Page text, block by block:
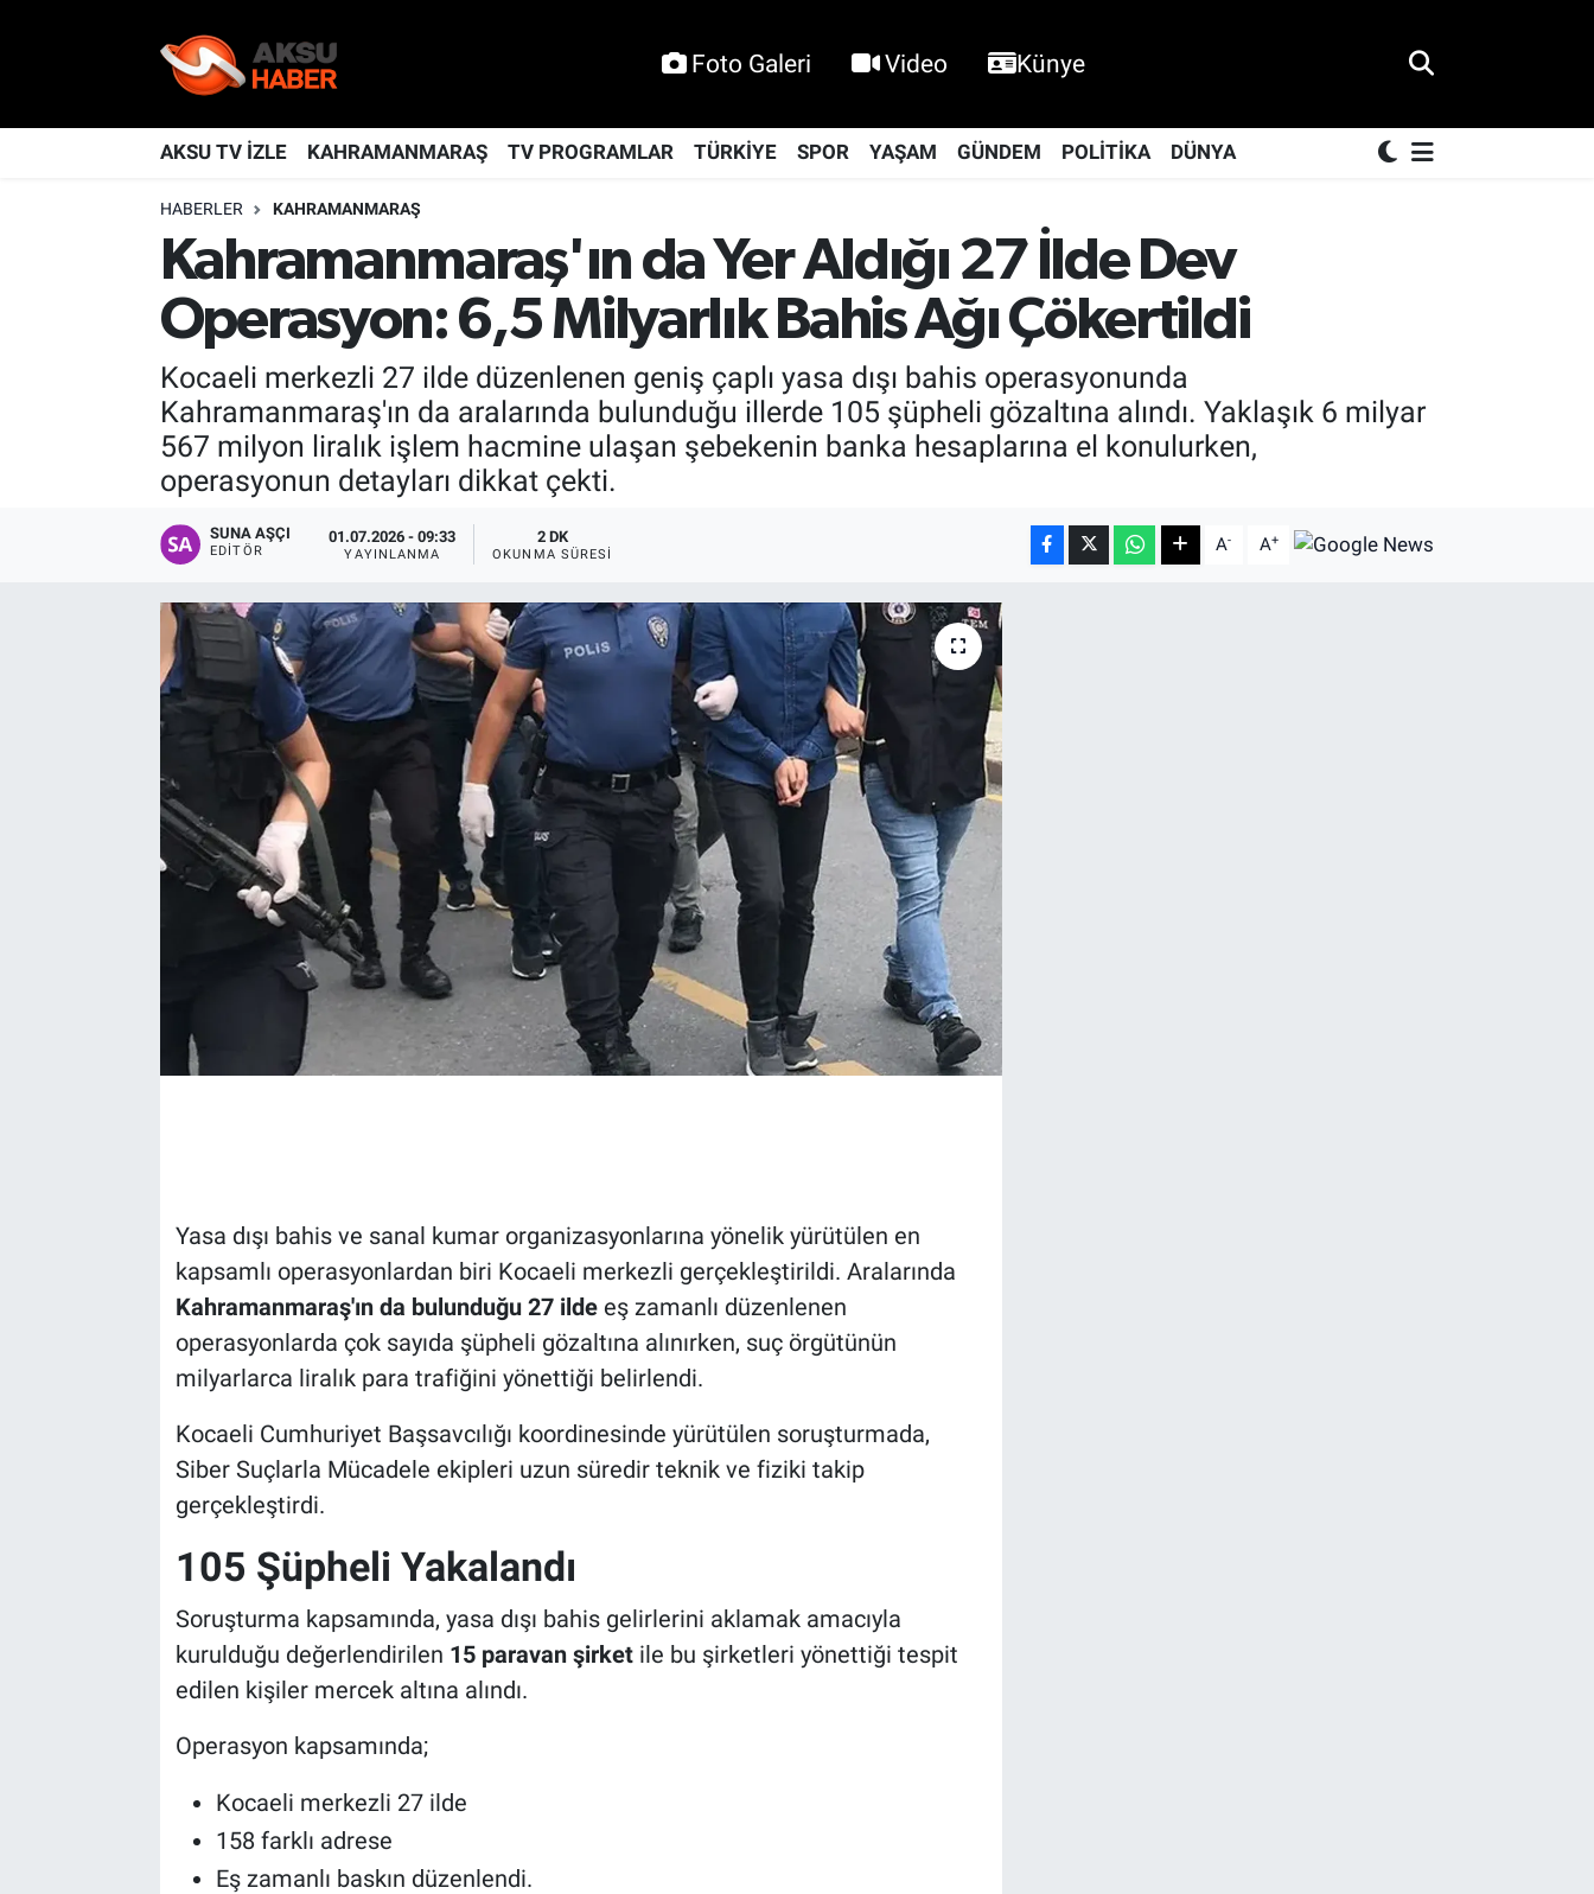
Foto Galeri Video Künye
AKSU TV İZLE KAHRAMANMARAŞ TV PROGRAMLAR TÜRKİYE SPOR YAŞAM GÜNDEM POLİTİKA DÜNYA
HABERLER KAHRAMANMARAŞ
Kahramanmaraş'ın da Yer Aldığı 27 İlde Dev
Operasyon: 6,5 Milyarlık Bahis Ağı Çökertildi
Kocaeli merkezli 27 ilde düzenlenen geniş çaplı yasa dışı bahis operasyonunda
Kahramanmaraş'ın da aralarında bulunduğu illerde 105 şüpheli gözaltına alındı. Yaklaşık 6 milyar
567 milyon liralık işlem hacmine ulaşan şebekenin banka hesaplarına el konulurken,
operasyonun detayları dikkat çekti.
SUNA AŞÇI
EDITÖR
01.07.2026 - 09:33
YAYINLANMA
2 DK
OKUNMA SÜRESI A- A+
Yasa dışı bahis ve sanal kumar organizasyonlarına yönelik yürütülen en
kapsamlı operasyonlardan biri Kocaeli merkezli gerçekleştirildi. Aralarında
Kahramanmaraş'ın da bulunduğu 27 ildeeş zamanlı düzenlenen
operasyonlarda çok sayıda şüpheli gözaltına alınırken, suç örgütünün
milyarlarca liralık para trafiğini yönettiği belirlendi.
Kocaeli Cumhuriyet Başsavcılığı koordinesinde yürütülen soruşturmada,
Siber Suçlarla Mücadele ekipleri uzun süredir teknik ve fiziki takip
gerçekleştirdi.
105 Şüpheli Yakalandı
Soruşturma kapsamında, yasa dışı bahis gelirlerini aklamak amacıyla
kurulduğu değerlendirilen 15 paravan şirketile bu şirketleri yönettiği tespit
edilen kişiler mercek altına alındı.
Operasyon kapsamında;
Kocaeli merkezli 27 ilde
158 farklı adrese
Eş zamanlı baskın düzenlendi.
KAHRAMANMARAŞ
KÜLTÜR-SANAT
TEKNOLOJİ
Nöbetçi Eczaneler
Hava Durumu
Kahramanmaraş Namaz Vakitleri
Trafik Durumu
TFF 2.Lig Kırmızı Grup Puan Durumu ve Fikstür
Tüm Manşetler
Son Dakika Haberleri